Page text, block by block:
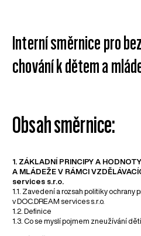
Interní směrnice pro
chování k dětem a
Obsah směrnice:
1. ZÁKLADNÍ PRINCIPY A
A MLÁDEŽE V RÁMCI
services s.r.o.
1.1. Zavedení a rozsah politiky ochrany
v DOC.DREAM services s.r.o.
1.2. Definice
1.3. Co se myslí pojmem zneužívání